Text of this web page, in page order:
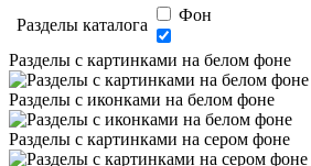
Разделы каталога
Фон
Разделы с картинками на белом фоне
Разделы с иконками на белом фоне
Разделы с картинками на сером фоне